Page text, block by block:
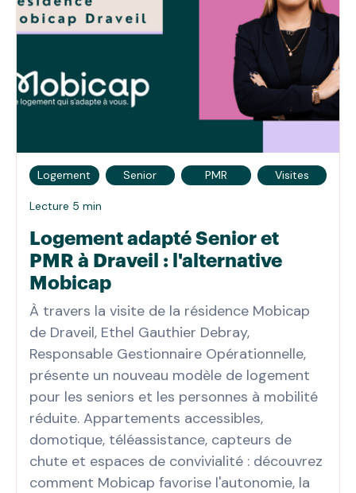
Logement Senior PMR Visites
Lecture 5 min
Logement adapté Senior et
PMR à Draveil : l'alternative
Mobicap
À travers la visite de la résidence Mobicap
de Draveil, Ethel Gauthier Debray,
Responsable Gestionnaire Opérationnelle,
présente un nouveau modèle de logement
pour les seniors et les personnes à mobilité
réduite. Appartements accessibles,
domotique, téléassistance, capteurs de
chute et espaces de convivialité : découvrez
comment Mobicap favorise l'autonomie, la